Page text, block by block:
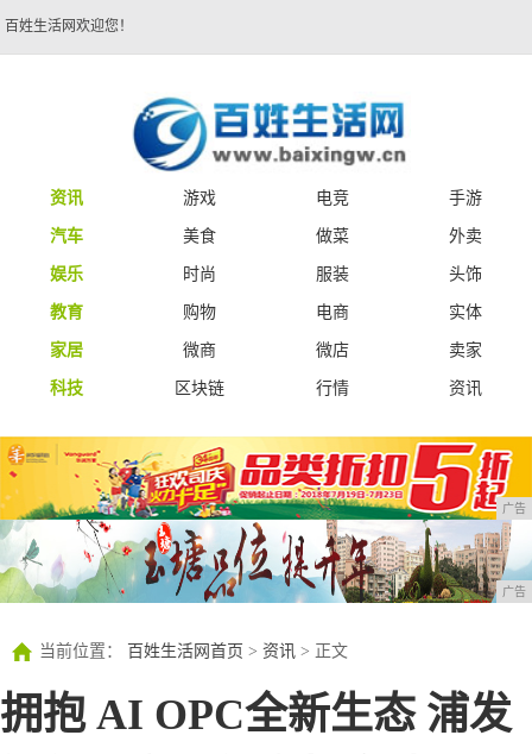
百姓生活网欢迎您！
资讯 游戏 电竞
手游
汽车
美食 做菜
外卖
娱乐
时尚 服装
头饰
教育
购物 电商
实体
家居
微商 微店
卖家
科技
区块链 行情 资讯
广告
广告
当前位置： 百姓生活网首页 > 资讯 > 正文
拥抱 AI OPC全新生态 浦发